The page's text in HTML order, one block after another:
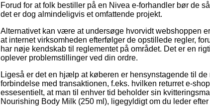
Forud for at folk bestiller på en Nivea e-forhandler bør de
det er dog almindeligvis et omfattende projekt.
Alternativet kan være at undersøge hvorvidt webshoppen
at internet virksomheden efterfølger de opstillede regler,
har nøje kendskab til reglementet på området. Det er en
oplever problemstillinger ved din ordre.
Ligeså er det en hjælp at køberen er hensynstagende til
forbindelse med transaktionen, f.eks. hvilken returret e-
essesentielt, at man til enhver tid beholder sin
Nourishing Body Milk (250 ml), ligegyldigt om du leder